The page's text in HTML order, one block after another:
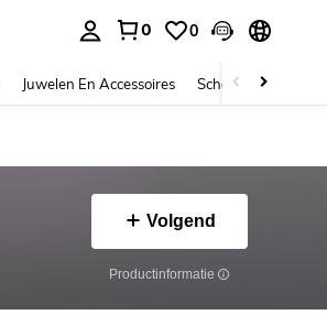
0 0
Juwelen En Accessoires Schoonheid &
Volgend
Productinformatie